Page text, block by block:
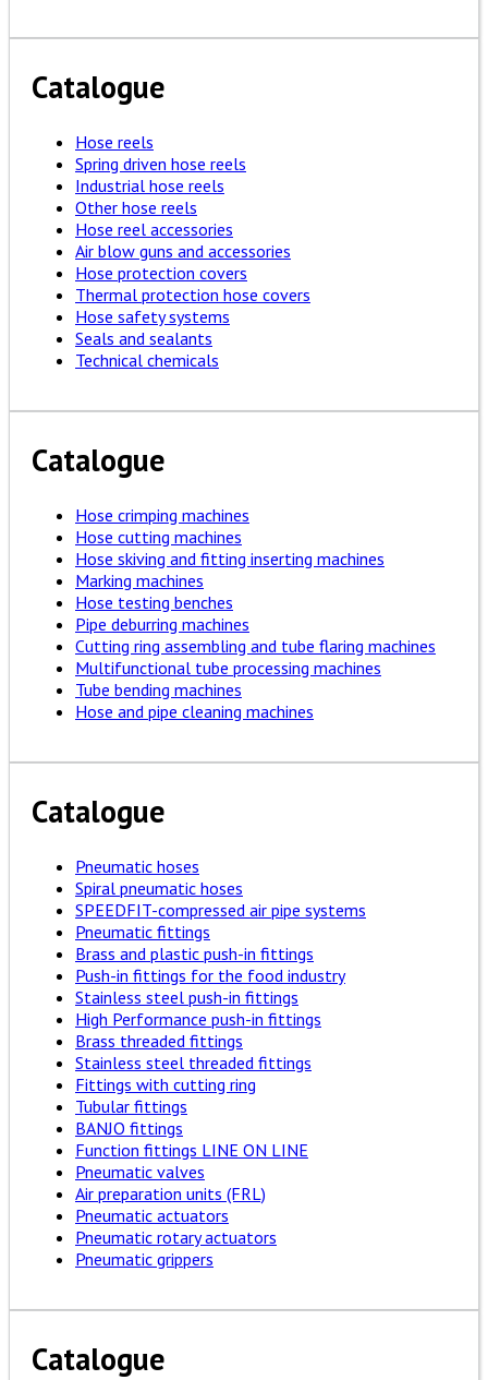
Catalogue
Hose reels
Spring driven hose reels
Industrial hose reels
Other hose reels
Hose reel accessories
Air blow guns and accessories
Hose protection covers
Thermal protection hose covers
Hose safety systems
Seals and sealants
Technical chemicals
Catalogue
Hose crimping machines
Hose cutting machines
Hose skiving and fitting inserting machines
Marking machines
Hose testing benches
Pipe deburring machines
Cutting ring assembling and tube flaring machines
Multifunctional tube processing machines
Tube bending machines
Hose and pipe cleaning machines
Catalogue
Pneumatic hoses
Spiral pneumatic hoses
SPEEDFIT-compressed air pipe systems
Pneumatic fittings
Brass and plastic push-in fittings
Push-in fittings for the food industry
Stainless steel push-in fittings
High Performance push-in fittings
Brass threaded fittings
Stainless steel threaded fittings
Fittings with cutting ring
Tubular fittings
BANJO fittings
Function fittings LINE ON LINE
Pneumatic valves
Air preparation units (FRL)
Pneumatic actuators
Pneumatic rotary actuators
Pneumatic grippers
Catalogue